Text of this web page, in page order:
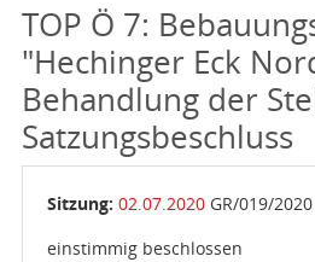
TOP Ö 7:
"Hechinger Eck
Behandlung der
Satzungsbeschluss
Sitzung: 02.07.2020GR/019/2020
einstimmig beschlossen